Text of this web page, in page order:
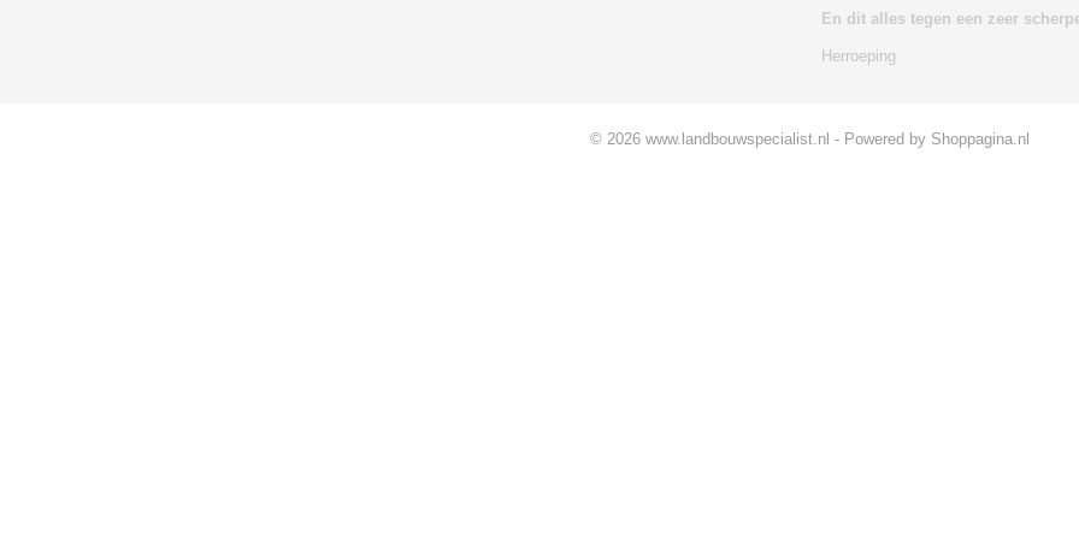
En dit alles tegen een zeer
Herroeping
© 2026 www.landbouwspecialist.nl - Powered by Shoppagina.nl